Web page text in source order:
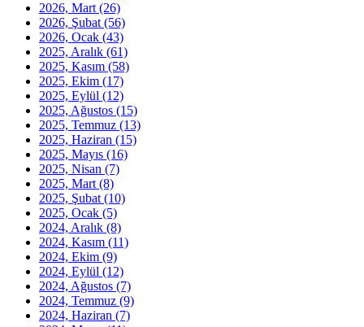
2026, Mart (26)
2026, Şubat (56)
2026, Ocak (43)
2025, Aralık (61)
2025, Kasım (58)
2025, Ekim (17)
2025, Eylül (12)
2025, Ağustos (15)
2025, Temmuz (13)
2025, Haziran (15)
2025, Mayıs (16)
2025, Nisan (7)
2025, Mart (8)
2025, Şubat (10)
2025, Ocak (5)
2024, Aralık (8)
2024, Kasım (11)
2024, Ekim (9)
2024, Eylül (12)
2024, Ağustos (7)
2024, Temmuz (9)
2024, Haziran (7)